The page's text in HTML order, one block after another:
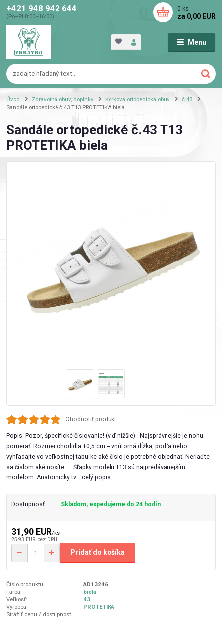
Menu
+421 948 942 644
(Po–Pi 8:00–16:00)
0 ks
za 0,00 EUR
Úvod Zdravotná obuv, doplnky Korková ortopedická obuv
č.43
Sandále ortopedické č.43 T13 PROTETIKA biela
Sandále ortopedické č.43 T13
PROTETIKA biela
Ohodnotiť produkt
Popis: Pozor, špecifické číslovanie! (viď nižšie) Najsprávnejšie je nohu
pomerať. Rozmer chodidla +0,5 cm = vnútorná dĺžka, podľa neho
vyhľadajte vo veľkostnej tabuľke aké číslo je potrebné objednať. Neriaďte
sa číslom aké nosíte. Šľapky modelu T13 sú najpredávanejším
modelom. Anatomicky tv...celý popis
Dostupnosť Skladom, expedujeme do 24 hodín
31,90 EUR/ks
25,93 EUR bez DPH
Pridať do košíka
Číslo produktu:
AD13246
Farba:
biela
Veľkosť:
43
Výrobca:
PROTETIKA
Strážiť cenu / dostupnosť